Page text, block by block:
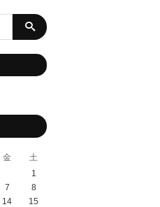
金
土
1
7
8
14
15